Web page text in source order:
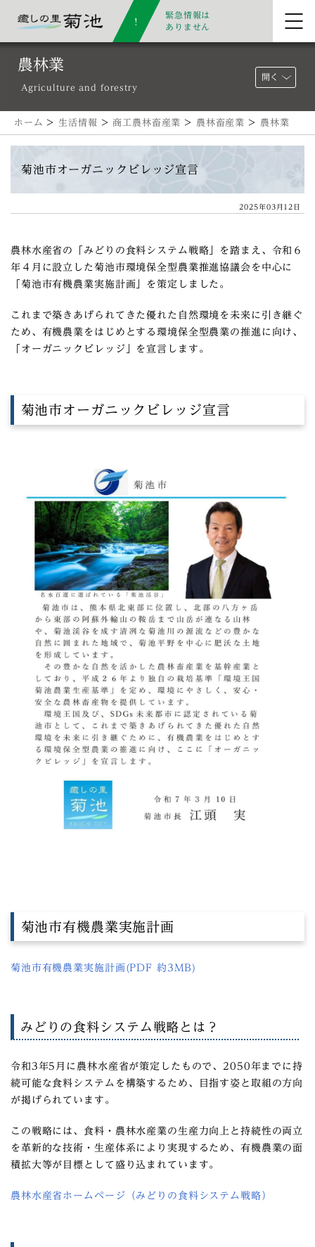
緊急情報は
ありません
農林業
Agriculture and forestry
開く
ホーム >生活情報 >商工農林畜産業 > 農林畜産業 > 農林業
菊池市オーガニックビレッジ宣言
2025年03月12日
農林水産省の「みどりの食料システム戦略」を踏まえ、令和６
年４月に設立した菊池市環境保全型農業推進協議会を中心に
「菊池市有機農業実施計画」を策定しました。
これまで築きあげられてきた優れた自然環境を未来に引き継ぐ
ため、有機農業をはじめとする環境保全型農業の推進に向け、
「オーガニックビレッジ」を宣言します。
菊池市オーガニックビレッジ宣言
菊池市有機農業実施計画
菊池市有機農業実施計画(PDF 約3MB)
みどりの食料システム戦略とは？
令和3年5月に農林水産省が策定したもので、2050年までに持
続可能な食料システムを構築するため、目指す姿と取組の方向
が掲げられています。
この戦略には、食料・農林水産業の生産力向上と持続性の両立
を革新的な技術・生産体系により実現するため、有機農業の面
積拡大等が目標として盛り込まれています。
農林水産省ホームページ（みどりの食料システム戦略）